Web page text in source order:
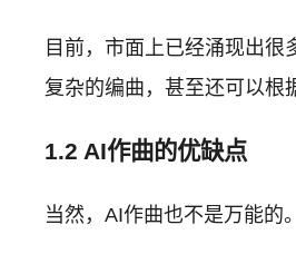
目前，市面上已经涌现出
复杂的编曲，甚至还可以根
1.2 AI作曲的优缺点
当然，AI作曲也不是万能的